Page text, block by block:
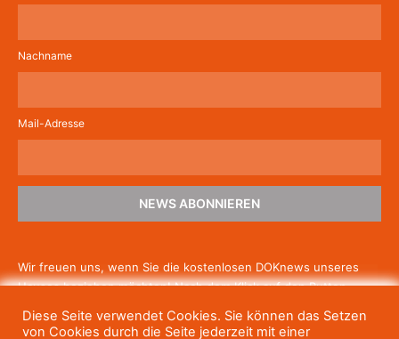
Nachname
Mail-Adresse
NEWS ABONNIEREN
Wir freuen uns, wenn Sie die kostenlosen DOKnews unseres
Hauses beziehen möchten! Nach dem Klick auf den Button
um die Newsletter-Anmeldung abzuschließen. Wenn Sie unsere
Diese Seite verwendet Cookies. Sie können das Setzen
von Cookies durch die Seite jederzeit mit einer